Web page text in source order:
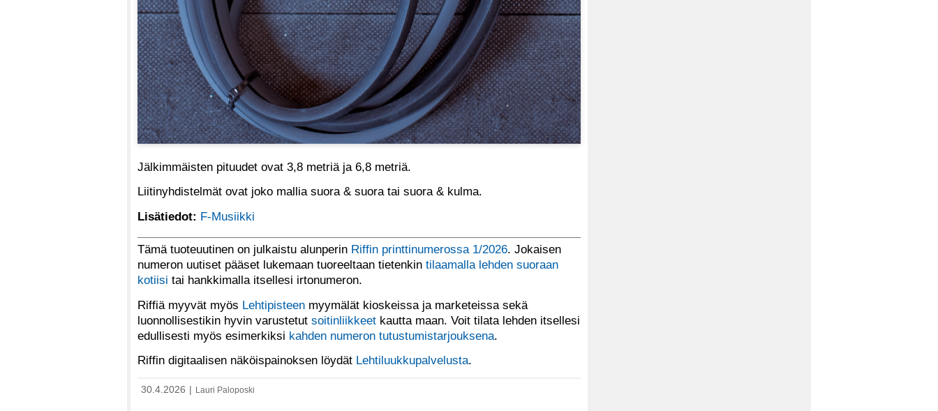
Jälkimmäisten pituudet ovat 3,8 metriä ja 6,8 metriä.
Liitinyhdistelmät ovat joko mallia suora & suora tai suora & kulma.
Lisätiedot: F-Musiikki
Tämä tuoteuutinen on julkaistu alunperin Riffin printtinumerossa 1/2026. Jokaisen
numeron uutiset pääset lukemaan tuoreeltaan tietenkin tilaamalla lehden suoraan
kotiisi tai hankkimalla itsellesi irtonumeron.
Riffiä myyvät myös Lehtipisteen myymälät kioskeissa ja marketeissa sekä
luonnollisestikin hyvin varustetut soitinliikkeet kautta maan. Voit tilata lehden itsellesi
edullisesti myös esimerkiksi kahden numeron tutustumistarjouksena.
Riffin digitaalisen näköispainoksen löydät Lehtiluukkupalvelusta.
30.4.2026 Lauri Paloposki